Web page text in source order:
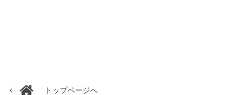
トップページへ